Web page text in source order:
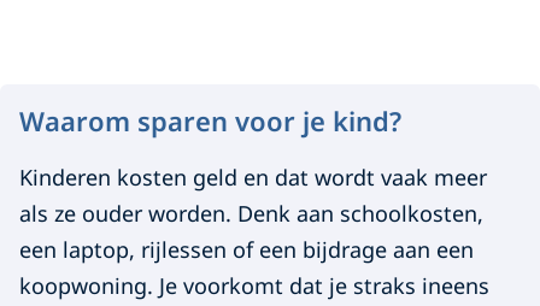
Waarom sparen voor je kind?
Kinderen kosten geld en dat wordt vaak meer
als ze ouder worden. Denk aan schoolkosten,
een laptop, rijlessen of een bijdrage aan een
koopwoning. Je voorkomt dat je straks ineens